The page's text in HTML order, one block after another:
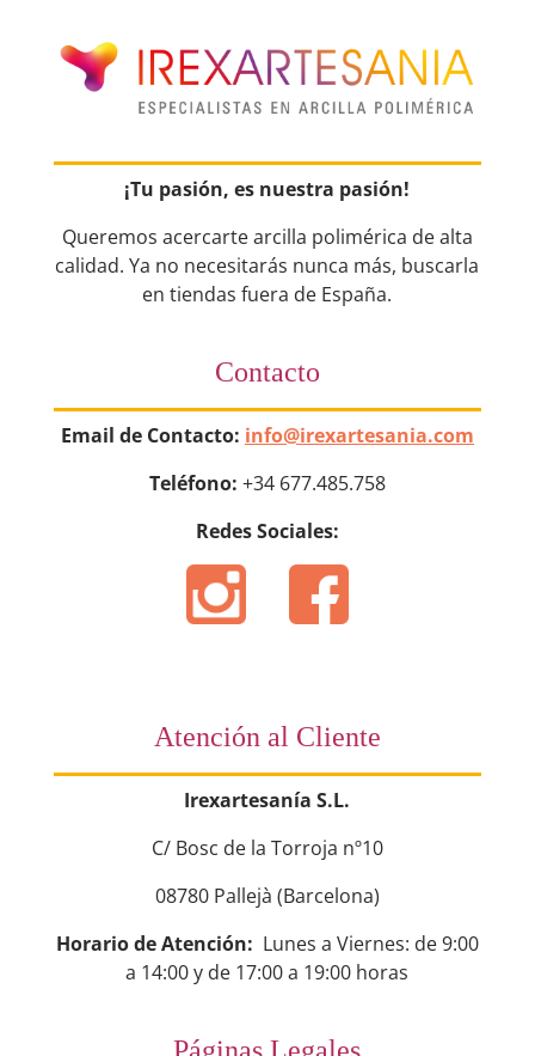
¡Tu pasión, es nuestra pasión!
Queremos acercarte arcilla polimérica de alta
calidad. Ya no necesitarás nunca más, buscarla
en tiendas fuera de España.
Contacto
Email de Contacto: info@irexartesania.com
Teléfono: +34 677.485.758
Redes Sociales:
Atención al Cliente
Irexartesanía S.L.
C/ Bosc de la Torroja nº10
08780 Pallejà (Barcelona)
Horario de Atención: Lunes a Viernes: de 9:00
a 14:00 y de 17:00 a 19:00 horas
Páginas Legales